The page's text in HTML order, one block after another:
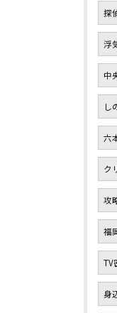
探
浮
中
し
六
ク
攻
福
TV
身